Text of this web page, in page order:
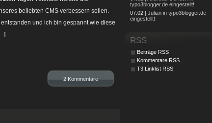
beliebten CMS verbessern sollen.
und ich bin gespannt wie diese
2 Kommentare
typo3blogger.de eingestellt!
07.02 | Julian in typo3blogger.de
eingestellt!
RSS
Beiträge RSS
Kommentare RSS
T3 Linklist RSS